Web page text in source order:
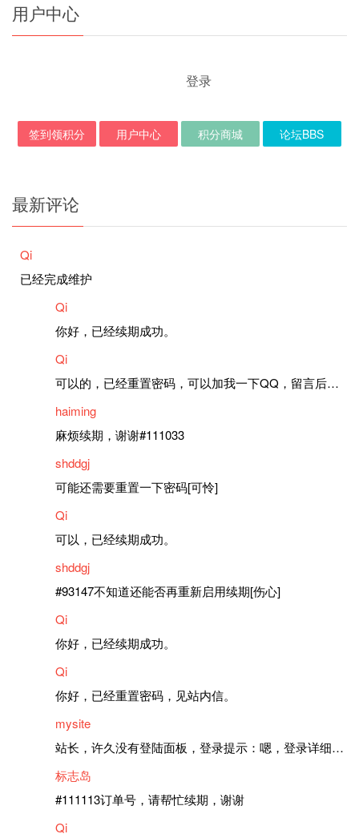
用户中心
登录
签到领积分 用户中心 积分商城 论坛BBS
最新评论
Qi
已经完成维护
Qi
你好，已经续期成功。
Qi
可以的，已经重置密码，可以加我一下QQ，留言后我就发密码给你。
haiming
麻烦续期，谢谢#111033
shddgj
可能还需要重置一下密码[可怜]
Qi
可以，已经续期成功。
shddgj
#93147不知道还能否再重新启用续期[伤心]
Qi
你好，已经续期成功。
Qi
你好，已经重置密码，见站内信。
mysite
站长，许久没有登陆面板，登录提示：嗯，登录详细信息似乎不正确。请重试。 网站还可以正常使用。如果是密码问题请帮忙重置一下密码。谢谢。订单号：97790，账号：aa20210950。 站长，提交了工单，你回复续期成功，不过我的问题是面部登陆信息有问题，一直是初始密码，现在无法登陆，有时间麻烦排查一下。
标志岛
#111113订单号，请帮忙续期，谢谢
Qi